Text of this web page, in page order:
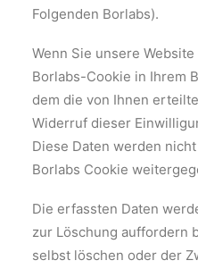
Folgenden Borlabs).
Wenn Sie unsere
Borlabs-Cookie in Ihrem
dem die von Ihnen
Widerruf dieser
Diese Daten werden
Borlabs Cookie
Die erfassten Daten
zur Löschung auffordern
selbst löschen oder der